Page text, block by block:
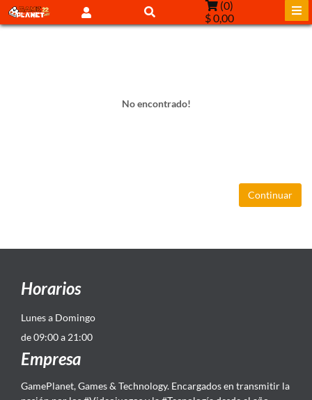
(0)
$ 0,00
No encontrado!
Continuar
Horarios
Lunes a Domingo
de 09:00 a 21:00
Empresa
GamePlanet, Games & Technology. Encargados en transmitir la